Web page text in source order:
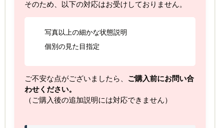
そのため、以下の対応はお受けしておりません。
写真以上の細かな状態説明
個別の見た目指定
ご不安な点がございましたら、 ご購入前にお問い合
わせください。
（ご購入後の追加説明には対応できません）